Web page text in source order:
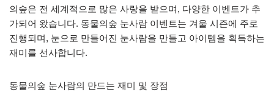
의숲은 전 세계적으로 많은 사랑을 받으며, 다양한 이벤트가 추
가되어 왔습니다. 동물의숲 눈사람 이벤트는 겨울 시즌에 주로
진행되며, 눈으로 만들어진 눈사람을 만들고 아이템을 획득하는
재미를 선사합니다.
동물의숲 눈사람의 만드는 재미 및 장점